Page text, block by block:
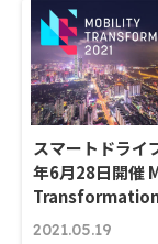
スマートドライ
年6月28日開催
2021.05.19